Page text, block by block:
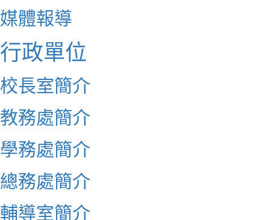
媒體報導
行政單位
校長室簡介
教務處簡介
學務處簡介
總務處簡介
輔導室簡介